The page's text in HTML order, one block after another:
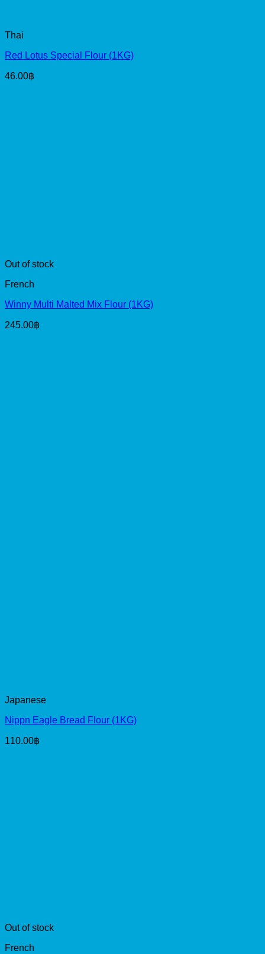
Thai
Red Lotus Special Flour (1KG)
46.00฿
Out of stock
French
Winny Multi Malted Mix Flour (1KG)
245.00฿
Japanese
Nippn Eagle Bread Flour (1KG)
110.00฿
Out of stock
French